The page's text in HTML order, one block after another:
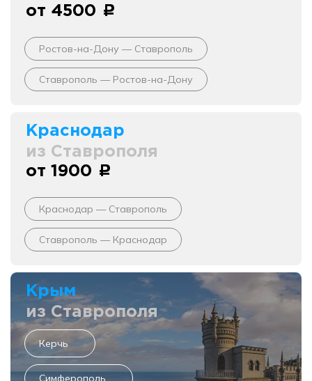
от 4500 c
Ростов-на-Дону — Ставрополь
Ставрополь — Ростов-на-Дону
Краснодар
из Ставрополя
от 1900 c
Краснодар — Ставрополь
Ставрополь — Краснодар
Крым
из Ставрополя
Керчь
Симферополь